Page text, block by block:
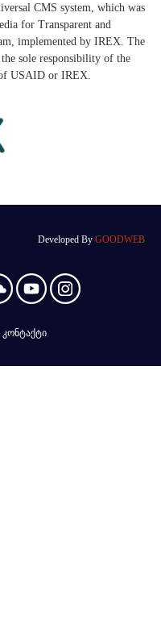
CMS system, which was
for Transparent and
implemented by IREX. The
sole responsibility of the
USAID or IREX.
Developed By GOODWEB
კონტაქტი